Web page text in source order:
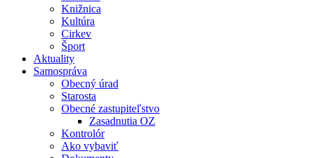
Knižnica
Kultúra
Cirkev
Šport
Aktuality
Samospráva
Obecný úrad
Starosta
Obecné zastupiteľstvo
Zasadnutia OZ
Kontrolór
Ako vybaviť